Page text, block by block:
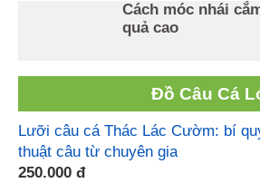
Cách móc nhái
quả cao
Đồ Câu Cá
Lưỡi câu cá Thác Lác Cườm: bí
thuật câu từ chuyên gia
250.000 đ